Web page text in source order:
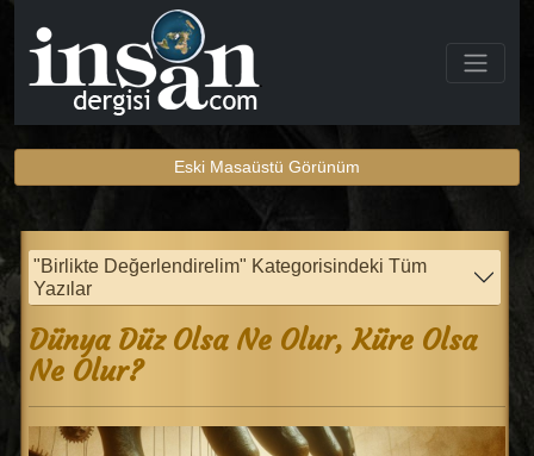
Eski Masaüstü Görünüm
"Birlikte Değerlendirelim" Kategorisindeki Tüm
Yazılar
Dünya Düz Olsa Ne Olur, Küre Olsa
Ne Olur?